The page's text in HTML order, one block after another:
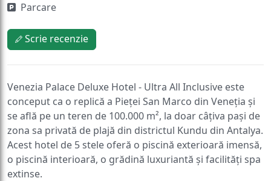
Parcare
Scrie recenzie
Venezia Palace Deluxe Hotel - Ultra All Inclusive este
conceput ca o replică a Pieței San Marco din Veneția și
se află pe un teren de 100.000 m², la doar câțiva pași de
zona sa privată de plajă din districtul Kundu din Antalya.
Acest hotel de 5 stele oferă o piscină exterioară imensă,
o piscină interioară, o grădină luxuriantă și facilități spa
extinse.